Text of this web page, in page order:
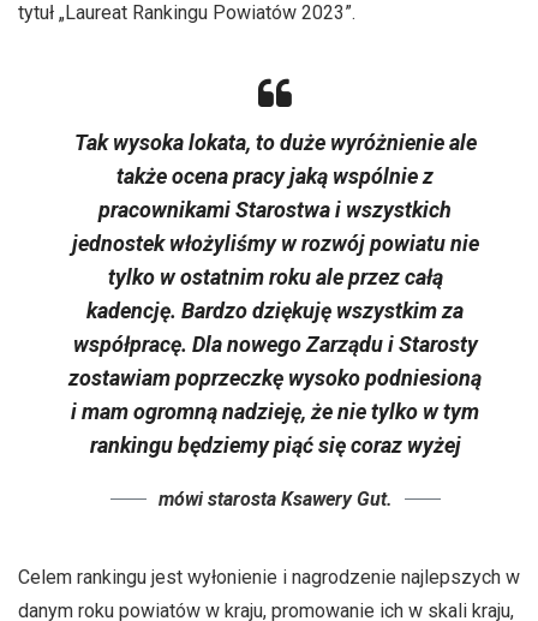
tytuł „Laureat Rankingu Powiatów 2023”.
Tak wysoka lokata, to duże wyróżnienie ale
także ocena pracy jaką wspólnie z
pracownikami Starostwa i wszystkich
jednostek włożyliśmy w rozwój powiatu nie
tylko w ostatnim roku ale przez całą
kadencję. Bardzo dziękuję wszystkim za
współpracę. Dla nowego Zarządu i Starosty
zostawiam poprzeczkę wysoko podniesioną
i mam ogromną nadzieję, że nie tylko w tym
rankingu będziemy piąć się coraz wyżej
mówi starosta Ksawery Gut.
Celem rankingu jest wyłonienie i nagrodzenie najlepszych w
danym roku powiatów w kraju, promowanie ich w skali kraju,